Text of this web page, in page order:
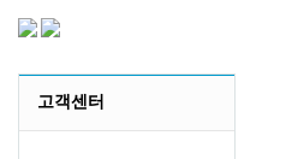
고객센터